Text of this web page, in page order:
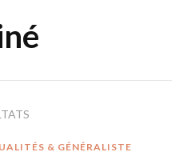
& GÉNÉRALISTE